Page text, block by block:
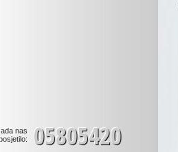
nas
05805420